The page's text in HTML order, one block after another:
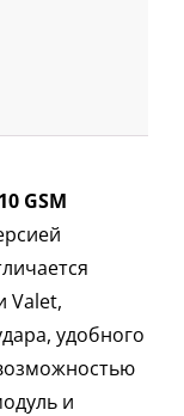
GSM
Valet,
удобного
и